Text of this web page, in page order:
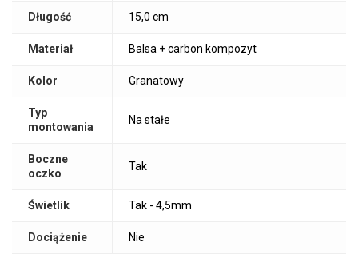
Długość 15,0 cm
Materiał Balsa + carbon kompozyt
Kolor Granatowy
Typ
montowania
Na stałe
Boczne
oczko
Tak
Świetlik Tak - 4,5mm
Dociążenie Nie